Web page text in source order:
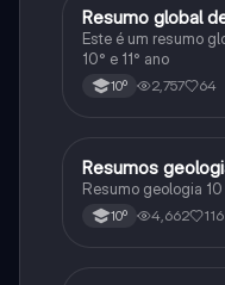
Biologia
Resumo global
Este é um resumo
10° e 11° ano
10º 2,757 64
Biologia
Resumos
Resumo geologia
10º 4,662 116